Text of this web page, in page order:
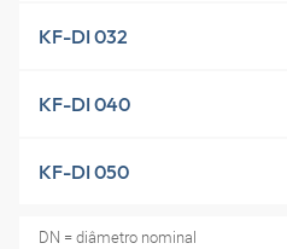
KF-DI 032
KF-DI 040
KF-DI 050
DN = diâmetro nominal